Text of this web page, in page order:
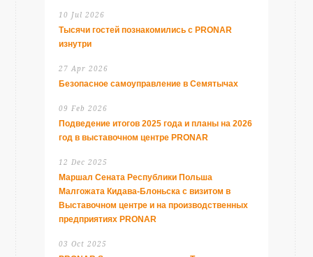
10 Jul 2026
Тысячи гостей познакомились с PRONAR
изнутри
27 Apr 2026
Безопасное самоуправление в Семятычах
09 Feb 2026
Подведение итогов 2025 года и планы на 2026
год в выставочном центре PRONAR
12 Dec 2025
Маршал Сената Республики Польша
Малгожата Кидава-Блоньска с визитом в
Выставочном центре и на производственных
предприятиях PRONAR
03 Oct 2025